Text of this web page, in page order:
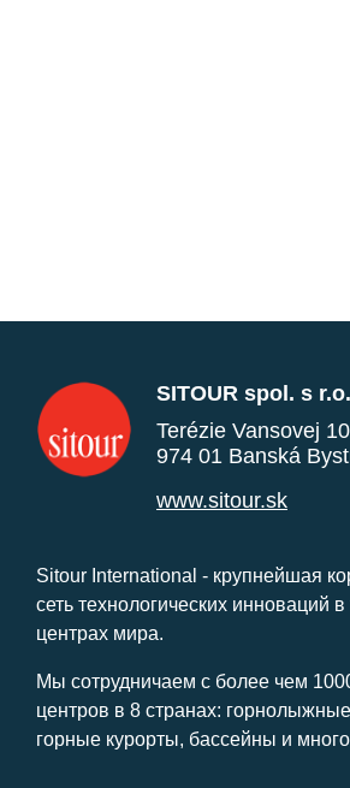
SITOUR spol. s r.o.
Terézie Vansovej 10
974 01 Banská
www.sitour.sk
Sitour International - крупнейшая
сеть технологических инноваций в
центрах мира.
Мы сотрудничаем с более чем
центров в 8 странах:
горные курорты, бассейны и